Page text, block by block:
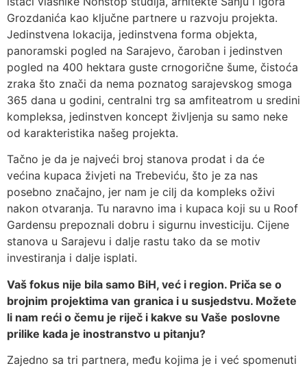
Grozdanića kao ključne partnere u razvoju projekta.
Jedinstvena lokacija, jedinstvena forma objekta,
panoramski pogled na Sarajevo, čaroban i jedinstven
pogled na 400 hektara guste crnogorične šume, čistoća
zraka što znači da nema poznatog sarajevskog smoga
365 dana u godini, centralni trg sa amfiteatrom u sredini
kompleksa, jedinstven koncept življenja su samo neke
od karakteristika našeg projekta.
Tačno je da je najveći broj stanova prodat i da će
većina kupaca živjeti na Trebeviću, što je za nas
posebno značajno, jer nam je cilj da kompleks oživi
nakon otvaranja. Tu naravno ima i kupaca koji su u Roof
Gardensu prepoznali dobru i sigurnu investiciju. Cijene
stanova u Sarajevu i dalje rastu tako da se motiv
investiranja i dalje isplati.
Vaš fokus nije bila samo BiH, već i region. Priča se o
brojnim projektima van granica i u susjedstvu. Možete
li nam reći o čemu je riječ i kakve su Vaše poslovne
prilike kada je inostranstvo u pitanju?
Zajedno sa tri partnera, među kojima je i već spomenuti